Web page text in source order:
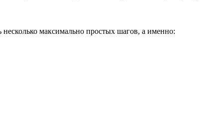
максимально простых шагов, а именно: